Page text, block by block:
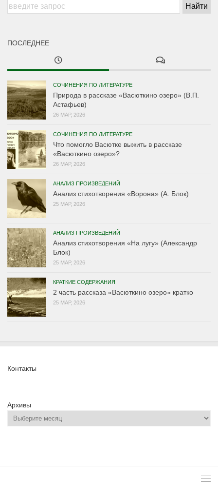
ПОСЛЕДНЕЕ
СОЧИНЕНИЯ ПО ЛИТЕРАТУРЕ
Природа в рассказе «Васюткино озеро» (В.П.
Астафьев)
26 МАР, 2026
СОЧИНЕНИЯ ПО ЛИТЕРАТУРЕ
Что помогло Васютке выжить в рассказе
«Васюткино озеро»?
26 МАР, 2026
АНАЛИЗ ПРОИЗВЕДЕНИЙ
Анализ стихотворения «Ворона» (А. Блок)
25 МАР, 2026
АНАЛИЗ ПРОИЗВЕДЕНИЙ
Анализ стихотворения «На лугу» (Александр
Блок)
25 МАР, 2026
КРАТКИЕ СОДЕРЖАНИЯ
2 часть рассказа «Васюткино озеро» кратко
25 МАР, 2026
Контакты
Архивы